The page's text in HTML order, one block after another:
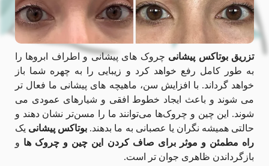
تزریق بوتاکس پیشانی چروک های پیشانی و اطراف ابروها را
به طور کامل رفع خواهد کرد و زیبایی را به چهره شما باز
خواهد گرداند. با افزایش سن، ماهیچه های پیشانی ما فعال تر
می شوند و باعث ایجاد خطوط افقی و شیارهای عمودی می
شوند. این چین و چروک‌ها می‌توانند ما را مسن‌تر نشان دهند و
حالتی همیشه نگران یا عصبانی به ما بدهند. بوتاکس پیشانی یک
راه مطمئن و موثر برای صاف کردن این چین و چروک ها و
بازگرداندن ظاهری جوان تر است.